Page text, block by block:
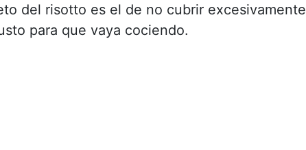
del risotto es el de no cubrir excesivamente
para que vaya cociendo.